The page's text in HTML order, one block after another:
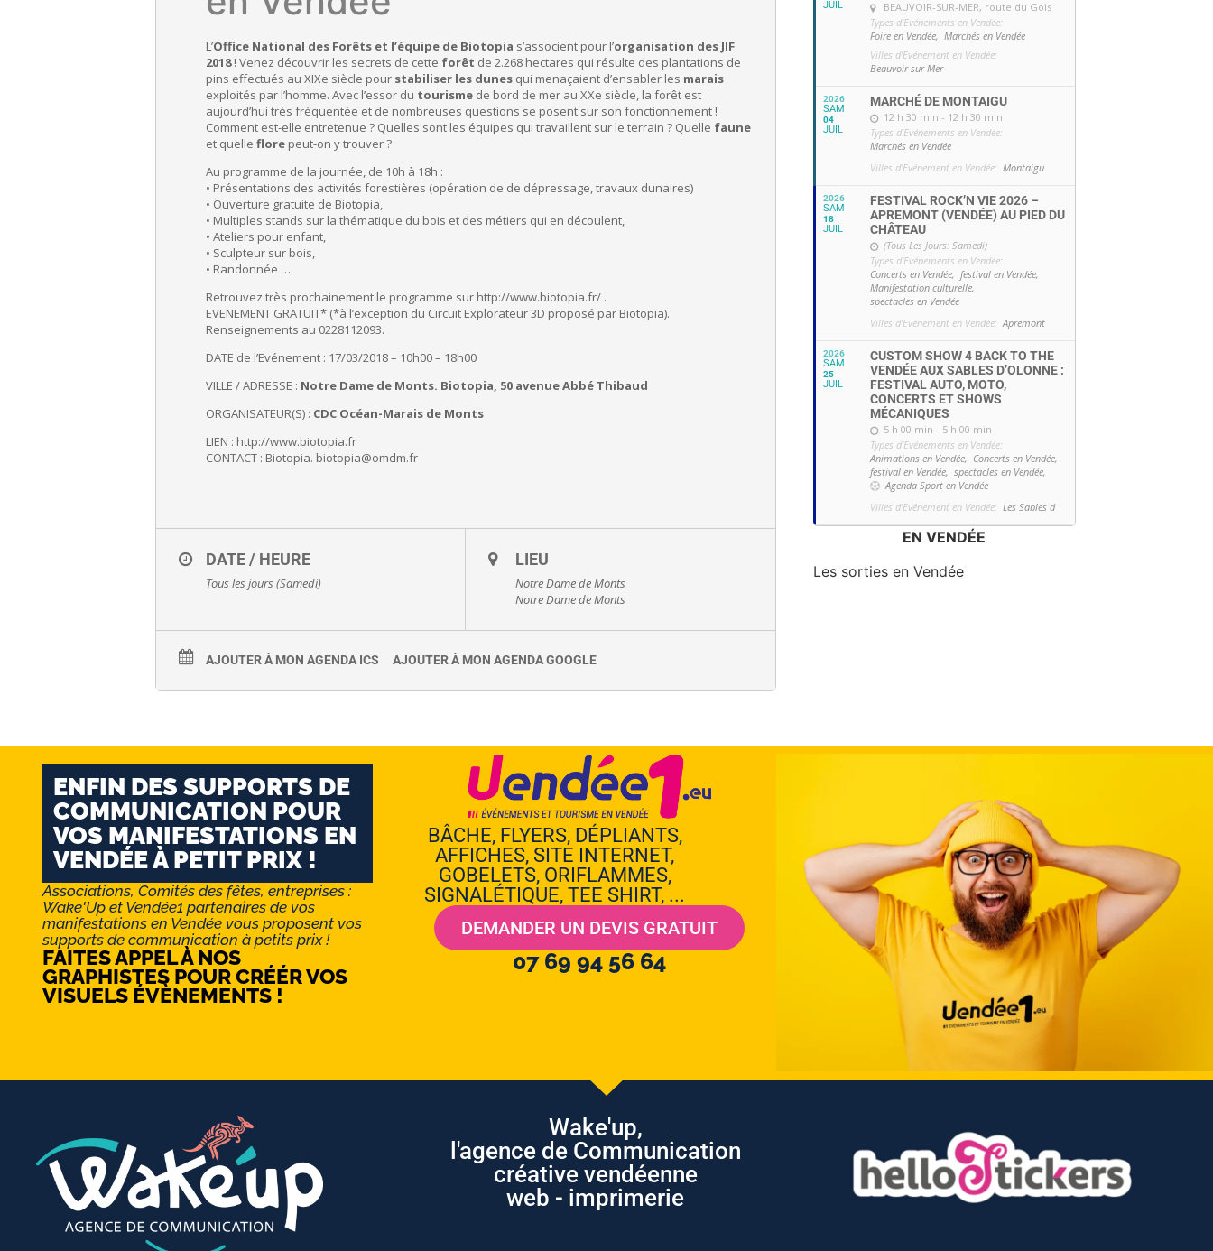
L’Office National des Forêts et l’équipe de Biotopia s’associent pour l’organisation des JIF
2018! Venez découvrir les secrets de cette forêt de 2.268 hectares qui résulte des plantations de
pins effectués au XIXe siècle pour stabiliser les dunes qui menaçaient d’ensabler les marais
exploités par l’homme. Avec l’essor du tourisme de bord de mer au XXe siècle, la forêt est
aujourd’hui très fréquentée et de nombreuses questions se posent sur son fonctionnement !
Comment est-elle entretenue ? Quelles sont les équipes qui travaillent sur le terrain ? Quelle faune
et quelle flore peut-on y trouver ?
Au programme de la journée, de 10h à 18h :
• Présentations des activités forestières (opération de de dépressage, travaux dunaires)
• Ouverture gratuite de Biotopia,
• Multiples stands sur la thématique du bois et des métiers qui en découlent,
• Ateliers pour enfant,
• Sculpteur sur bois,
• Randonnée …
Retrouvez très prochainement le programme sur http://www.biotopia.fr/ .
EVENEMENT GRATUIT* (*à l’exception du Circuit Explorateur 3D proposé par Biotopia).
Renseignements au 0228112093.
DATE de l’Evénement : 17/03/2018 – 10h00 – 18h00
VILLE / ADRESSE : Notre Dame de Monts. Biotopia, 50 avenue Abbé Thibaud
ORGANISATEUR(S) : CDC Océan-Marais de Monts
LIEN : http://www.biotopia.fr
CONTACT : Biotopia. biotopia@omdm.fr
DATE / HEURE
Tous les jours (Samedi)
LIEU
Notre Dame de Monts
Notre Dame de Monts
AJOUTER À MON AGENDA ICS AJOUTER À MON AGENDA GOOGLE
JUIL
BEAUVOIR-SUR-MER, route du Gois
Types d'Evénements en Vendée:
Foire en Vendée, Marchés en Vendée
Villes d'Evénement en Vendée:
Beauvoir sur Mer
2026
SAM
04
JUIL
MARCHÉ DE MONTAIGU
12 h 30 min - 12 h 30 min
Types d'Evénements en Vendée:
Marchés en Vendée
Villes d'Evénement en Vendée: Montaigu
2026
SAM
18
JUIL
FESTIVAL ROCK’N VIE 2026 –
APREMONT (VENDÉE) AU PIED DU
CHÂTEAU
(Tous Les Jours: Samedi)
Types d'Evénements en Vendée:
Concerts en Vendée, festival en Vendée,
Manifestation culturelle,
spectacles en Vendée
Villes d'Evénement en Vendée: Apremont
2026
SAM
25
JUIL
CUSTOM SHOW 4 BACK TO THE
VENDÉE AUX SABLES D’OLONNE :
FESTIVAL AUTO, MOTO,
CONCERTS ET SHOWS
MÉCANIQUES
5 h 00 min - 5 h 00 min
Types d'Evénements en Vendée:
Animations en Vendée, Concerts en Vendée,
festival en Vendée, spectacles en Vendée,
Agenda Sport en Vendée
Villes d'Evénement en Vendée: Les Sables d
EN VENDÉE
Les sorties en Vendée
ENFIN DES SUPPORTS DE
COMMUNICATION POUR
VOS MANIFESTATIONS EN
VENDÉE À PETIT PRIX !
Associations, Comités des fêtes, entreprises :
Wake'Up et Vendée1 partenaires de vos
manifestations en Vendée vous proposent vos
supports de communication à petits prix !
FAITES APPEL À NOS
GRAPHISTES POUR CRÉÉR VOS
VISUELS ÉVÈNEMENTS !
BÂCHE, FLYERS, DÉPLIANTS,
AFFICHES, SITE INTERNET,
GOBELETS, ORIFLAMMES,
SIGNALÉTIQUE, TEE SHIRT, ...
DEMANDER UN DEVIS GRATUIT
07 69 94 56 64
Wake'up,
l'agence de Communication
créative vendéenne
web - imprimerie